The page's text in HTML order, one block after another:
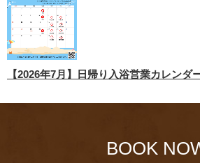
【2026年7月】日帰り入浴営業カレンダ
BOOK